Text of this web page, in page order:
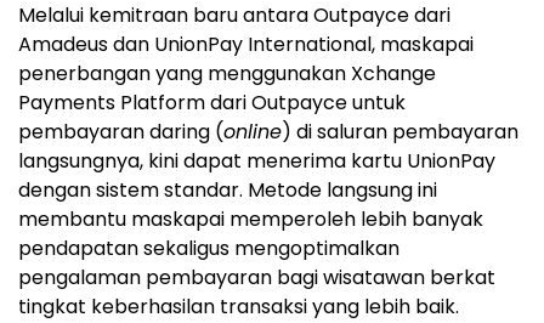
Melalui kemitraan baru antara Outpayce dari
Amadeus dan UnionPay International, maskapai
penerbangan yang menggunakan Xchange
Payments Platform dari Outpayce untuk
pembayaran daring (online) di saluran pembayaran
langsungnya, kini dapat menerima kartu UnionPay
dengan sistem standar. Metode langsung ini
membantu maskapai memperoleh lebih banyak
pendapatan sekaligus mengoptimalkan
pengalaman pembayaran bagi wisatawan berkat
tingkat keberhasilan transaksi yang lebih baik.